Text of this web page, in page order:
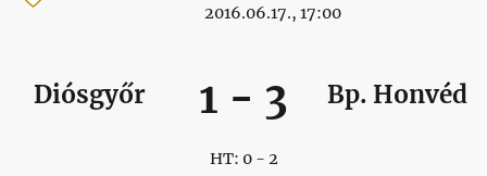
2016.06.17., 17:00
Diósgyőr 1 - 3 Bp. Honvéd
HT: 0 - 2